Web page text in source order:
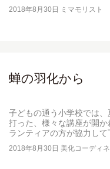
2018年8月30日 ミマモリスト
蝉の羽化から
子どもの通う小学校では
打った、様々な講座が開
ランティアの方が協力し
2018年8月30日 美化コーディ